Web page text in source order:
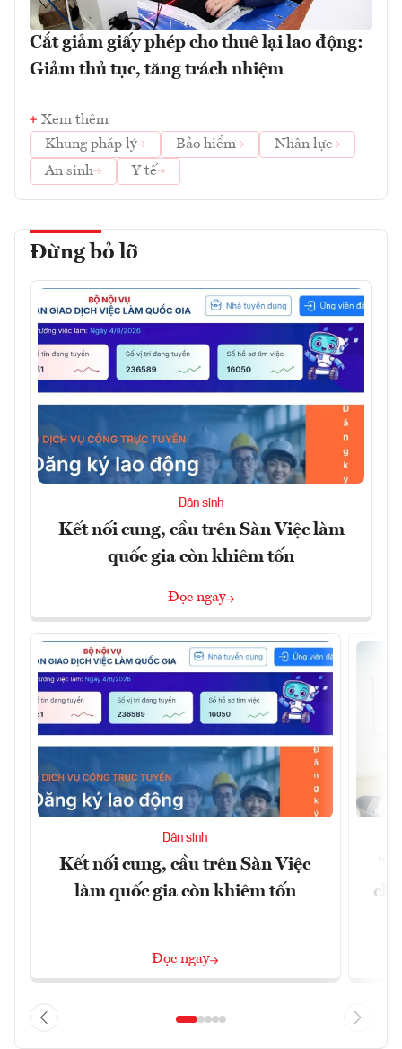
Cắt giảm giấy phép cho thuê lại lao động:
Giảm thủ tục, tăng trách nhiệm
Xem thêm
Khung pháp lý
Bảo hiểm
Nhân lực
An sinh
Y tế
Đừng bỏ lỡ
Dân sinh
Kết nối cung, cầu trên Sàn Việc làm
quốc gia còn khiêm tốn
Đọc ngay
Dân sinh
Kết nối cung, cầu trên Sàn Việc
làm quốc gia còn khiêm tốn
Đọc ngay